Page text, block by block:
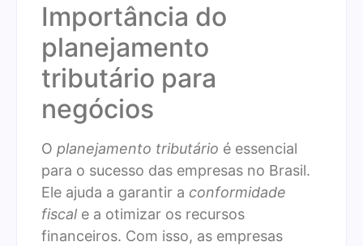
Importância do
planejamento
tributário para
negócios
O planejamento tributário é essencial
para o sucesso das empresas no Brasil.
Ele ajuda a garantir a conformidade
fiscal e a otimizar os recursos
financeiros. Com isso, as empresas